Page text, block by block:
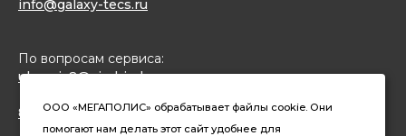
info@galaxy-tecs.ru
По вопросам сервиса:
ulservis2@simbirsk-crown.ru
8(962)633-02-15 (чат в MAX)
ООО «МЕГАПОЛИС» обрабатывает файлы cookie. Они
помогают нам делать этот сайт удобнее для